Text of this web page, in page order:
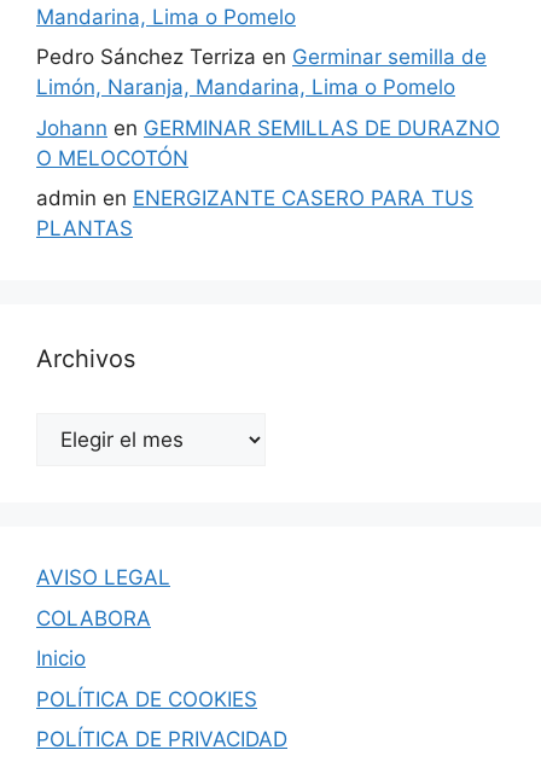
Mandarina, Lima o Pomelo
Pedro Sánchez Terriza en Germinar semilla de
Limón, Naranja, Mandarina, Lima o Pomelo
Johann en GERMINAR SEMILLAS DE DURAZNO
O MELOCOTÓN
admin en ENERGIZANTE CASERO PARA TUS
PLANTAS
Archivos
Archivos
AVISO LEGAL
COLABORA
Inicio
POLÍTICA DE COOKIES
POLÍTICA DE PRIVACIDAD